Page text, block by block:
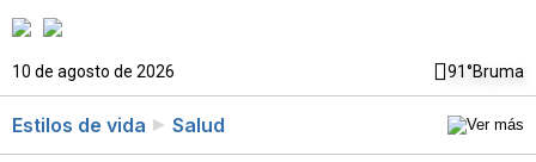
10 de agosto de 2026 91°Bruma
Estilos de vida Salud